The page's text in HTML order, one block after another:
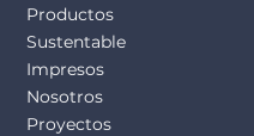
Productos
Sustentable
Impresos
Nosotros
Proyectos